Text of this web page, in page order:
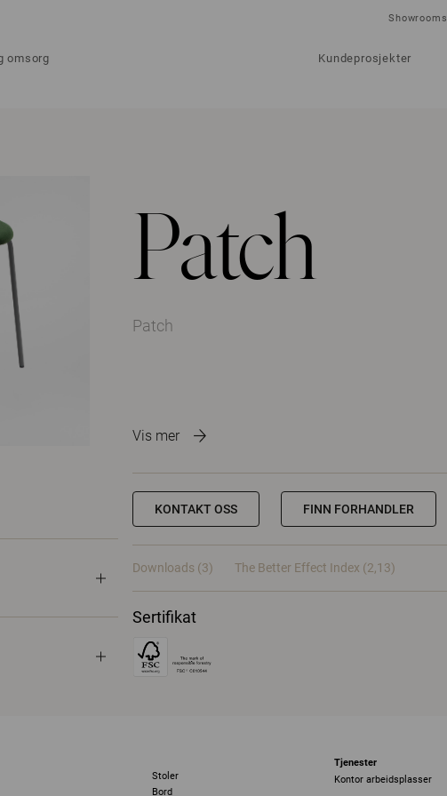
omsorg Kundeprosjekter
Showrooms
Patch
Patch
Vis mer
KONTAKT OSS FINN FORHANDLER
Downloads (3) The Better Effect Index (2,13)
Sertifikat
Stoler
Bord
Tjenester
Kontor arbeidsplasser